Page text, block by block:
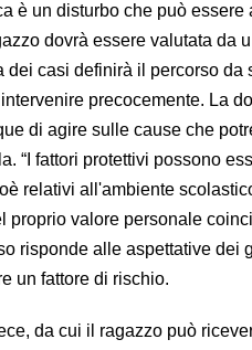
è un disturbo che può essere
dovrà essere valutata da
casi definirà il percorso da
precocemente. La
di agire sulle cause che
“I fattori protettivi possono
relativi all'ambiente
proprio valore personale
risponde alle aspettative dei
un fattore di rischio.
da cui il ragazzo può